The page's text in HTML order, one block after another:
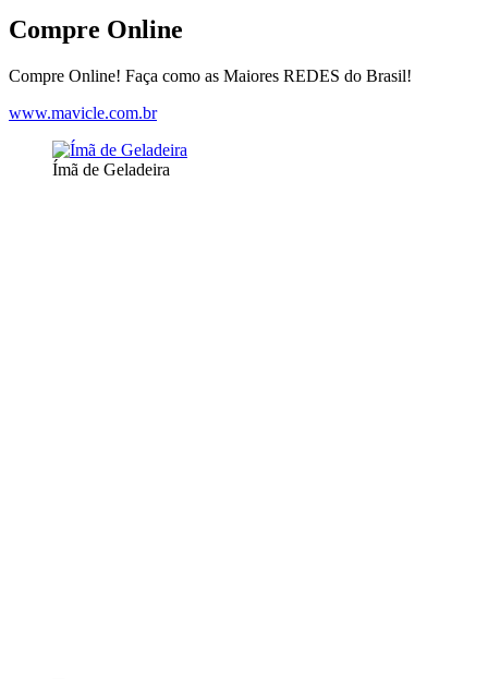
Compre Online
Compre Online! Faça como as Maiores REDES do Brasil!
www.mavicle.com.br
Ímã de Geladeira